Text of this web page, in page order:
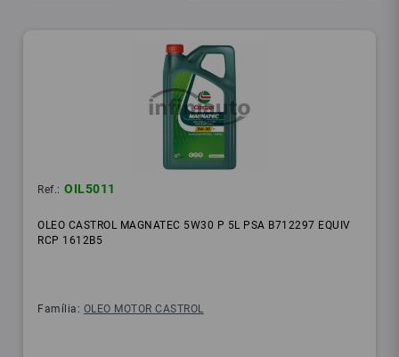
Ref.: OIL5011
OLEO CASTROL MAGNATEC 5W30 P 5L PSA B712297 EQUIV
RCP 1612B5
Família: OLEO MOTOR CASTROL